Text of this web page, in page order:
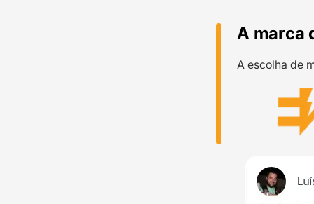
A marca
A escolha de